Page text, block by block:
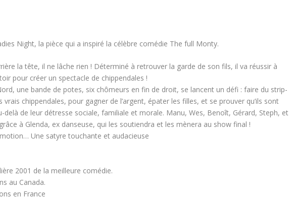
Night, la pièce qui a inspiré la célèbre comédie The full Monty.
la tête, il ne lâche rien ! Déterminé à retrouver la garde de son fils, il va réussir à
pour créer un spectacle de chippendales !
une bande de potes, six chômeurs en fin de droit, se lancent un défi : faire du strip-
chippendales, pour gagner de l’argent, épater les filles, et se prouver qu’ils sont
delà de leur détresse sociale, familiale et morale. Manu, Wes, Benoît, Gérard, Steph, et
à Glenda, ex danseuse, qui les soutiendra et les mènera au show final !
Une satyre touchante et audacieuse
2001 de la meilleure comédie.
au Canada.
en France